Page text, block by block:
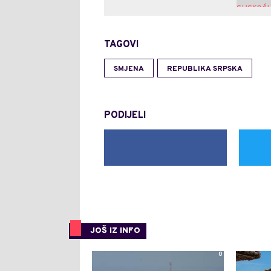
TAGOVI
SMJENA REPUBLIKA SRPSKA
PODIJELI
JOŠ IZ INFO
0